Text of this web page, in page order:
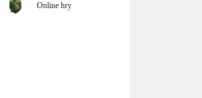
Online hry